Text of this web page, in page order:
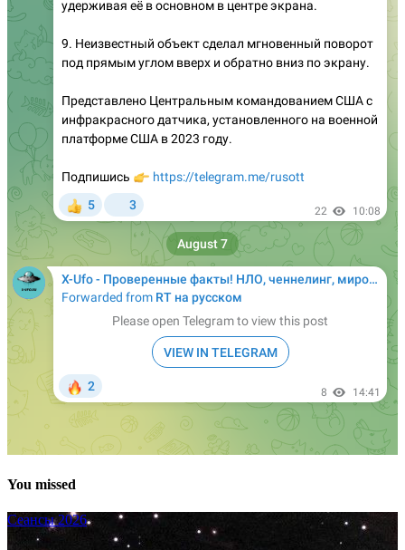
You missed
Сеансы 2026